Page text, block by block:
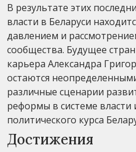
В результате этих
власти в Беларуси
давлением и
сообщества. Будущее
карьера Александра
остаются
различные сценарии
реформы в системе власти
политического курса
Достижения